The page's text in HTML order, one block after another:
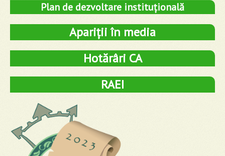
Plan de dezvoltare instituțională
Apariții în media
Hotărâri CA
RAEI